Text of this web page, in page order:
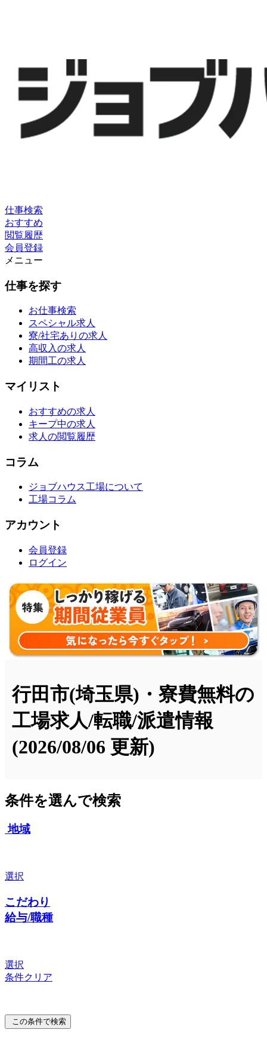
仕事検索
おすすめ
閲覧履歴
会員登録
メニュー
仕事を探す
お仕事検索
スペシャル求人
寮/社宅ありの求人
高収入の求人
期間工の求人
マイリスト
おすすめの求人
キープ中の求人
求人の閲覧履歴
コラム
ジョブハウス工場について
工場コラム
アカウント
会員登録
ログイン
行田市(埼玉県)・寮費無料の
工場求人/転職/派遣情報
(2026/08/06 更新)
条件を選んで検索
地域
選択
こだわり
給与/職種
選択
条件クリア
この条件で検索